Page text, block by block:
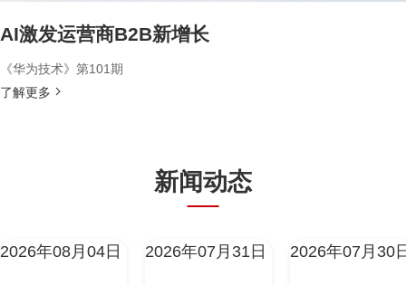
AI激发运营商B2B新增长
《华为技术》第101期
了解更多
新闻动态
2026年08月04日 2026年07月31日 2026年07月30